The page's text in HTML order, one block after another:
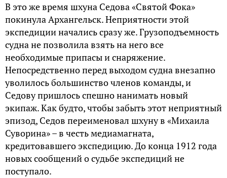
В это же время шхуна Седова «Святой Фока»
покинула Архангельск. Неприятности этой
экспедиции начались сразу же. Грузоподъемность
судна не позволила взять на него все
необходимые припасы и снаряжение.
Непосредственно перед выходом судна внезапно
уволилось большинство членов команды, и
Седову пришлось спешно нанимать новый
экипаж. Как будто, чтобы забыть этот неприятный
эпизод, Седов переименовал шхуну в «Михаила
Суворина» – в честь медиамагната,
кредитовавшего экспедицию. До конца 1912 года
новых сообщений о судьбе экспедиций не
поступало.